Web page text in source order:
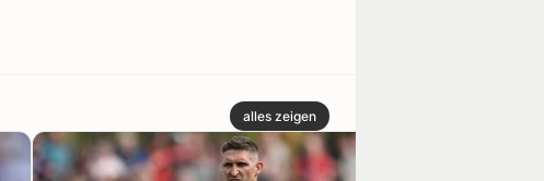
alles zeigen